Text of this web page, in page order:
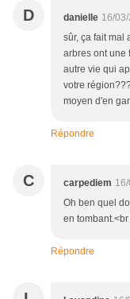
D danielle 16/
sûr, ça fait mal
arbres ont une
autre vie qui
votre
moyen d'en
Répondre
C carpediem
Oh ben quel
en
Répondre